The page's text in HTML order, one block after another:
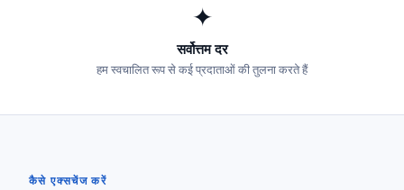
✦
सर्वोत्तम दर
हम स्वचालित रूप से कई प्रदाताओं की तुलना करते हैं
कैसे एक्सचेंज करें